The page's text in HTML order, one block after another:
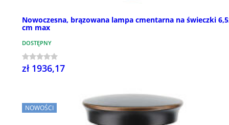
Nowoczesna, brązowana lampa cmentarna na świeczki
cm max
DOSTĘPNY
zł 1936,17
NOWOŚCI